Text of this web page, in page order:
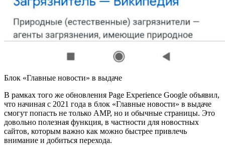
Блок «Главные новости» в выдаче
В рамках того же обновления Page Experience Google объявил,
что начиная с 2021 года в блок «Главные новости» в выдаче
смогут попасть не только AMP, но и обычные страницы. Это
довольно полезная функция, в частности для новостных
сайтов, которым важно как можно быстрее привлечь
внимание и добиться перехода.